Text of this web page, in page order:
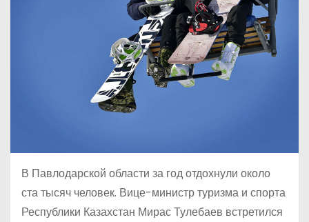
В Павлодарской области за год отдохнули около
ста тысяч человек. Вице-министр туризма и спорта
Республики Казахстан Мирас Тулебаев встретился